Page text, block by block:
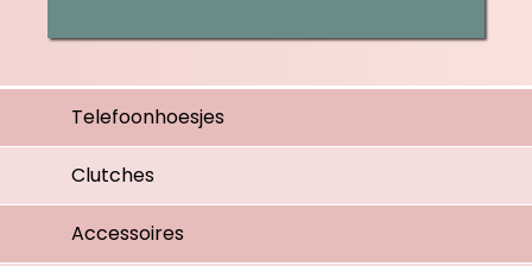
Telefoonhoesjes
Clutches
Accessoires